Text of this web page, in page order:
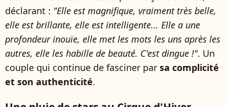
déclarant : "Elle est magnifique, vraiment très belle,
elle est brillante, elle est intelligente... Elle a une
profondeur inouïe, elle met les mots les uns après les
autres, elle les habille de beauté. C'est dingue !". Un
couple qui continue de fasciner par sa complicité
et son authenticité.